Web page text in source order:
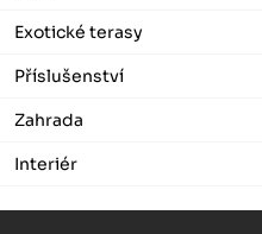
Exotické terasy
Příslušenství
Zahrada
Interiér